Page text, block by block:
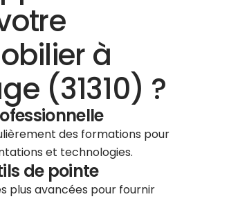
à
(31310) ?
des formations pour
et technologies.
de pointe
plus avancées pour fournir